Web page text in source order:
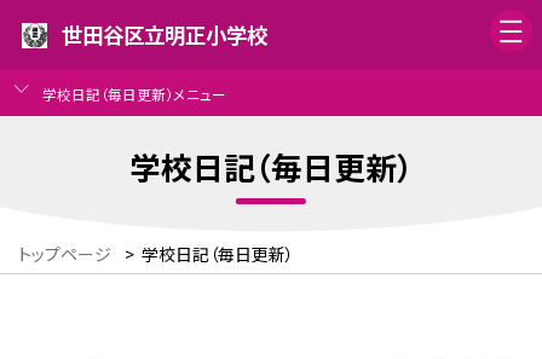
世田谷区立明正小学校
学校日記（毎日更新）メニュー
学校日記（毎日更新）
トップページ > 学校日記（毎日更新）